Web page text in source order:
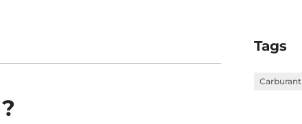
Tags
Carburant